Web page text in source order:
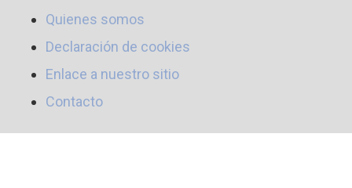
Quienes somos
Declaración de cookies
Enlace a nuestro sitio
Contacto